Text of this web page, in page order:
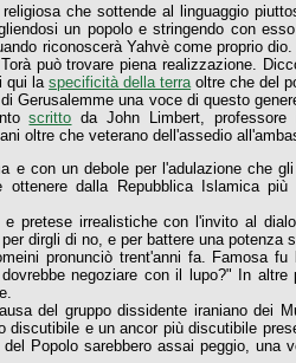
che sottende al linguaggio
un popolo e stringendo con
riconoscerà Yahvè come proprio
può trovare piena realizzazione.
qui laspecificità della terra oltre che del
Gerusalemme una voce di questo
scritto da John Limbert,
oltre che veterano dell'assedio
e con un debole per l'adulazione che
dalla Repubblica Islamica
pretese irrealistiche con l'invito al
dirgli di no, e per battere una potenza
pronunciò trent'anni fa. Famosa
negoziare con il lupo?" In altre
del gruppo dissidente iraniano dei
e un ancor più discutibile
Popolo sarebbero assai peggio, una